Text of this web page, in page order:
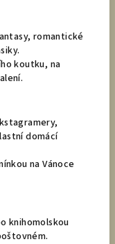
romantické
koutku, na
domácí
na Vánoce
knihomolskou